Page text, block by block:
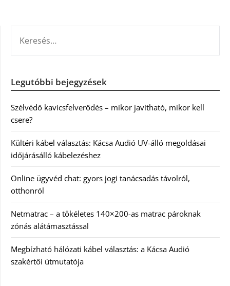
Legutóbbi bejegyzések
Szélvédő kavicsfelverődés – mikor javítható, mikor kell
csere?
Kültéri kábel választás: Kácsa Audió UV-álló megoldásai
időjárásálló kábelezéshez
Online ügyvéd chat: gyors jogi tanácsadás távolról,
otthonról
Netmatrac – a tökéletes 140×200-as matrac pároknak
zónás alátámasztással
Megbízható hálózati kábel választás: a Kácsa Audió
szakértői útmutatója